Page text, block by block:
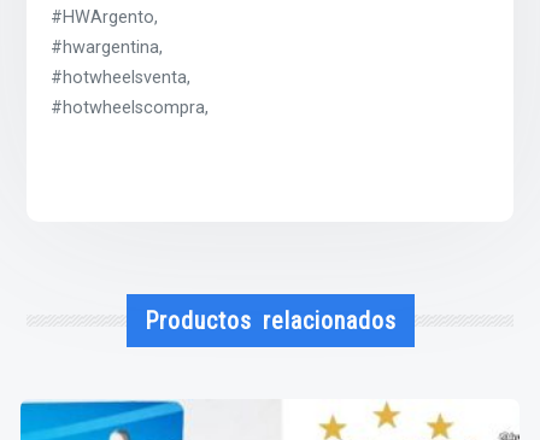
#HWArgento,
#hwargentina,
#hotwheelsventa,
#hotwheelscompra,
Productos relacionados